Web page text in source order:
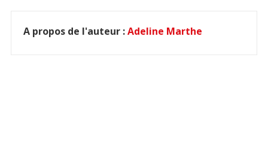
A propos de l'auteur :Adeline Marthe